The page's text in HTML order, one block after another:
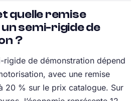
quelle remise
semi-rigide de
?
rigide de démonstration dépend
avec une remise
20 % sur le prix catalogue. Sur